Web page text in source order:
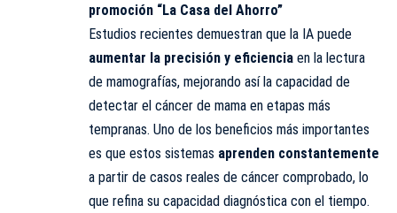
promoción “La Casa del Ahorro”
Estudios recientes demuestran que la IA puede
aumentar la precisión y eficiencia en la lectura
de mamografías, mejorando así la capacidad de
detectar el cáncer de mama en etapas más
tempranas. Uno de los beneficios más importantes
es que estos sistemas aprenden constantemente
a partir de casos reales de cáncer comprobado, lo
que refina su capacidad diagnóstica con el tiempo.